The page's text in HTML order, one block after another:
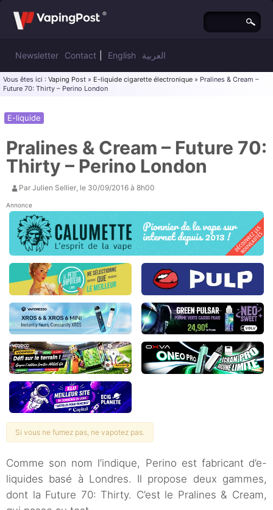
Newsletter Contact English العربية
Vous êtes ici : Vaping Post » E-liquide cigarette électronique » Pralines & Cream –
Future 70: Thirty – Perino London
Pralines & Cream – Future 70:
Thirty – Perino London
E-liquide
Par Julien Sellier, le 30/09/2016 à 8h00
Annonce
Si vous ne fumez pas, ne vapotez pas.
Comme son nom l’indique, Perino est fabricant d’e-
liquides basé à Londres. Il propose deux gammes,
dont la Future 70: Thirty. C’est le Pralines & Cream,